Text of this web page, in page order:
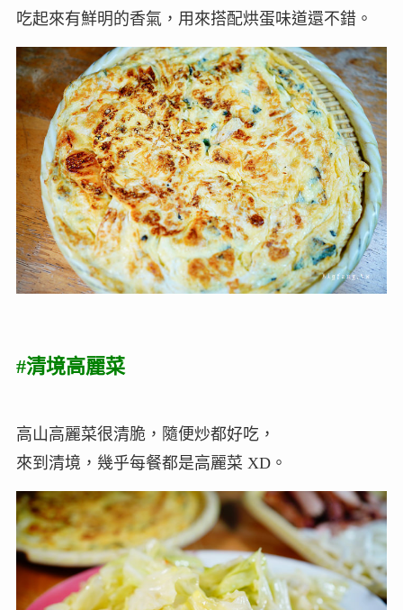
吃起來有鮮明的香氣，用來搭配烘蛋味道還不錯。
#清境高麗菜
高山高麗菜很清脆，隨便炒都好吃，
來到清境，幾乎每餐都是高麗菜 XD。